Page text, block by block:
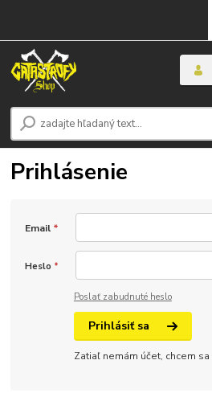
Prihlásenie
Email *
Heslo *
Poslať zabudnuté heslo
Prihlásiť sa
Zatiaľ nemám účet, chcem sa